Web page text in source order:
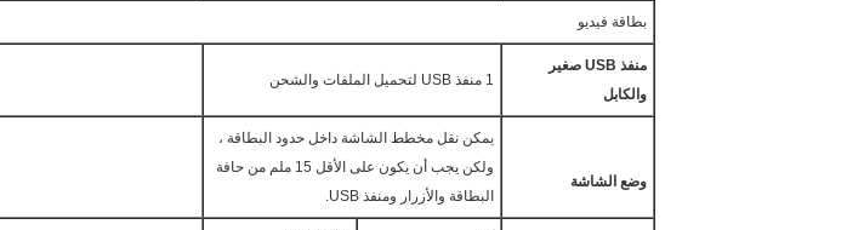
بطاقة فيديو
منفذ USB
صغير
والكابل
1 منفذ USB لتحميل الملفات والشحن
وضع الشاشة
يمكن نقل مخطط الشاشة داخل حدود البطاقة ،
ولكن يجب أن يكون على الأقل 15 ملم من حافة
البطاقة والأزرار ومنفذ USB.